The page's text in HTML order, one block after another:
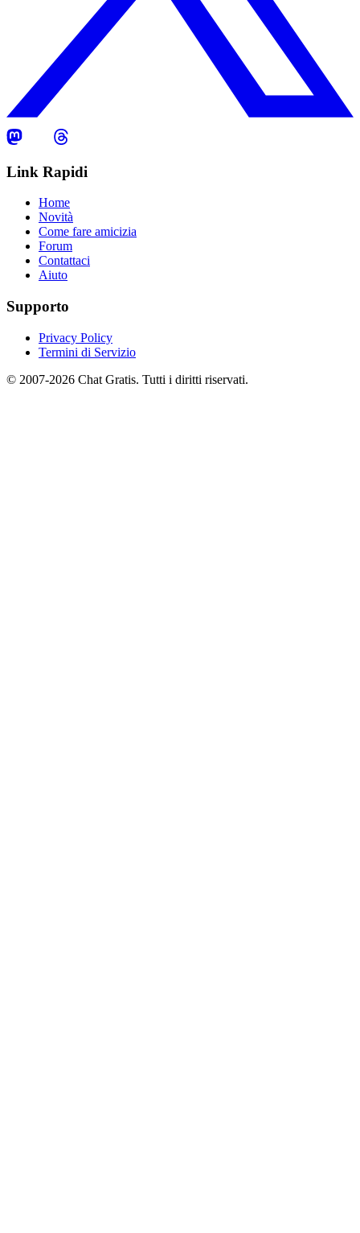
Link Rapidi
Home
Novità
Come fare amicizia
Forum
Contattaci
Aiuto
Supporto
Privacy Policy
Termini di Servizio
© 2007-2026 Chat Gratis. Tutti i diritti riservati.